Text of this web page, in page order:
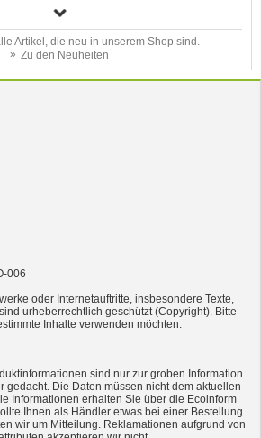
Hundeleckerli) Huhn 150g Dog's Love
Artikel, die neu in unserem Shop sind.
Zu den Neuheiten
006
oder Internetauftritte, insbesondere Texte,
urheberrechtlich geschützt (Copyright). Bitte
Inhalte verwenden möchten.
sind nur zur groben Information
gedacht. Die Daten müssen nicht dem aktuellen
Informationen erhalten Sie über die Ecoinform
Ihnen als Händler etwas bei einer Bestellung
wir um Mitteilung. Reklamationen aufgrund von